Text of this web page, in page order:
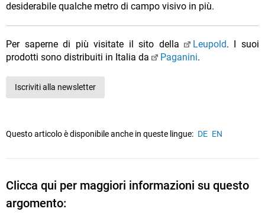
desiderabile qualche metro di campo visivo in più.
Per saperne di più visitate il sito della Leupold. I suoi
prodotti sono distribuiti in Italia da
Paganini.
Iscriviti alla newsletter
Questo articolo è disponibile anche in queste lingue: DE EN
Clicca qui per maggiori informazioni su questo
argomento: